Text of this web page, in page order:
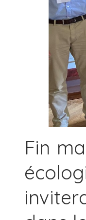
Fin